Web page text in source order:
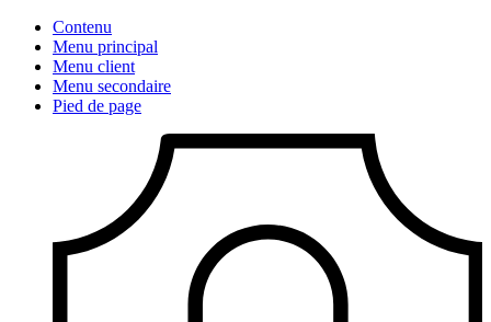
Contenu
Menu principal
Menu client
Menu secondaire
Pied de page